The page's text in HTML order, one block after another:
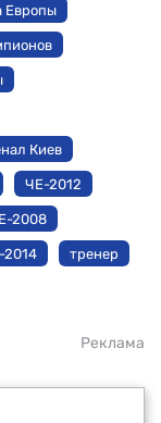
Европы
Киев
ЧЕ-2012
2008
2014 тренер
Реклама